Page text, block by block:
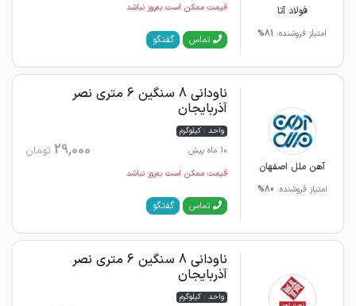
فولاد آتا
امتیاز فروشنده: 81%
قیمت ممکن است به‌روز نباشد
تماس گفتگو
آهن ملل اصفهان
امتیاز فروشنده: 80%
ناودانی 8 سنگین 6 متری نصر
آذربایجان
واحد : کیلوگرم
10 ماه پیش
29,000 تومان
قیمت ممکن است به‌روز نباشد
تماس گفتگو
ناودانی 8 سنگین 6 متری نصر
آذربایجان
واحد : کیلوگرم